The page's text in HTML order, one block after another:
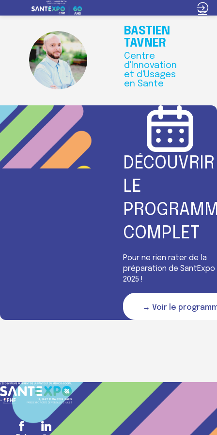
BT
BASTIEN
TAVNER
Centre
d'Innovation
et d'Usages
en Sante
DÉCOUVRIR
LE
COMPLET
Pour ne rien rater de la
préparation de SantExpo
2025 !
→ Voir le